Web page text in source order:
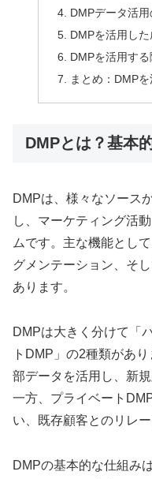
DMPデータ活
DMPを活用した
DMPを活用す
まとめ：DMP
DMPとは？基本
DMPは、様々なソース
し、マーケティング活
ムです。主な機能とし
グメンテーション、そ
あります。
DMPは大きく分けて「
トDMP」の2種類があ
部データを活用し、新
一方、プライベート
い、既存顧客とのリレ
DMPの基本的な仕組み